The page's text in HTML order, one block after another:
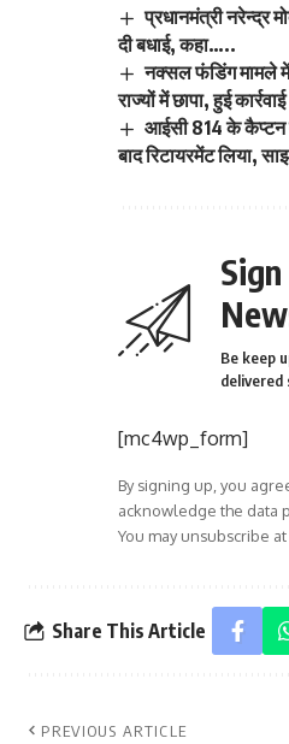
प्रधानमंत्री नरेन्द्र
दी बधाई, कहा…..
नक्सल फंडिंग मामले में
राज्‍यों में छापा, हुई कार्रवाई
आईसी 814 के कैप्टन
बाद रिटायरमेंट लिया,
Be keep
delivered
[mc4wp_form]
By signing up, you
acknowledge the data
You may unsubscribe
Share This Article
PREVIOUS ARTICLE